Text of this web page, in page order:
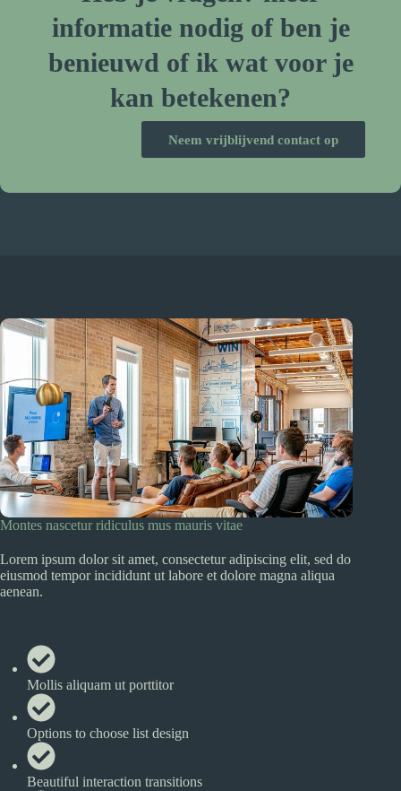
informatie nodig of ben je
benieuwd of ik wat voor je
kan betekenen?
Neem vrijblijvend contact op
Montes nascetur ridiculus mus mauris vitae
Lorem ipsum dolor sit amet, consectetur adipiscing elit, sed do
eiusmod tempor incididunt ut labore et dolore magna aliqua
aenean.
Mollis aliquam ut porttitor
Options to choose list design
Beautiful interaction transitions